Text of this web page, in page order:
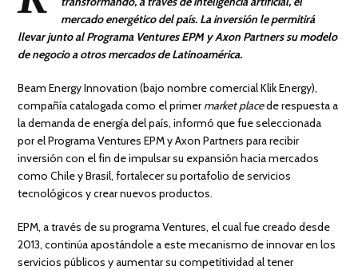
mercado energético del país. La inversión le permitirá
llevar junto al Programa Ventures EPM y Axon Partners su modelo
de negocio a otros mercados de Latinoamérica.
Beam Energy Innovation (bajo nombre comercial Klik Energy),
compañía catalogada como el primermarket placede respuesta a
la demanda de energía del país, informó que fue seleccionada
por el Programa Ventures EPM y Axon Partners para recibir
inversión con el fin de impulsar su expansión hacia mercados
como Chile y Brasil, fortalecer su portafolio de servicios
tecnológicos y crear nuevos productos.
EPM, a través de su programa Ventures, el cual fue creado desde
2013, continúa apostándole a este mecanismo de innovar en los
servicios públicos y aumentar su competitividad al tener